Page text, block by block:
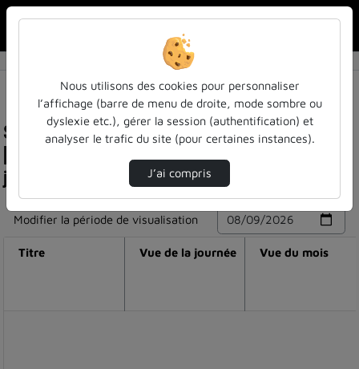
Statistiques de visualisation de la vidéo
[entretien avec dario compagno] newsbots et
journalisme: parier contre le progrès est risqué
Modifier la période de visualisation
Titre Vue de la journée Vue du mois
Nous utilisons des cookies pour personnaliser
l’affichage (barre de menu de droite, mode sombre ou
dyslexie etc.), gérer la session (authentification) et
analyser le trafic du site (pour certaines instances).
J’ai compris